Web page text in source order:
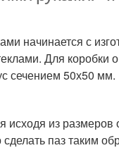
начинается с
Для
сечением 50х50 мм.
из размеров
паз таким